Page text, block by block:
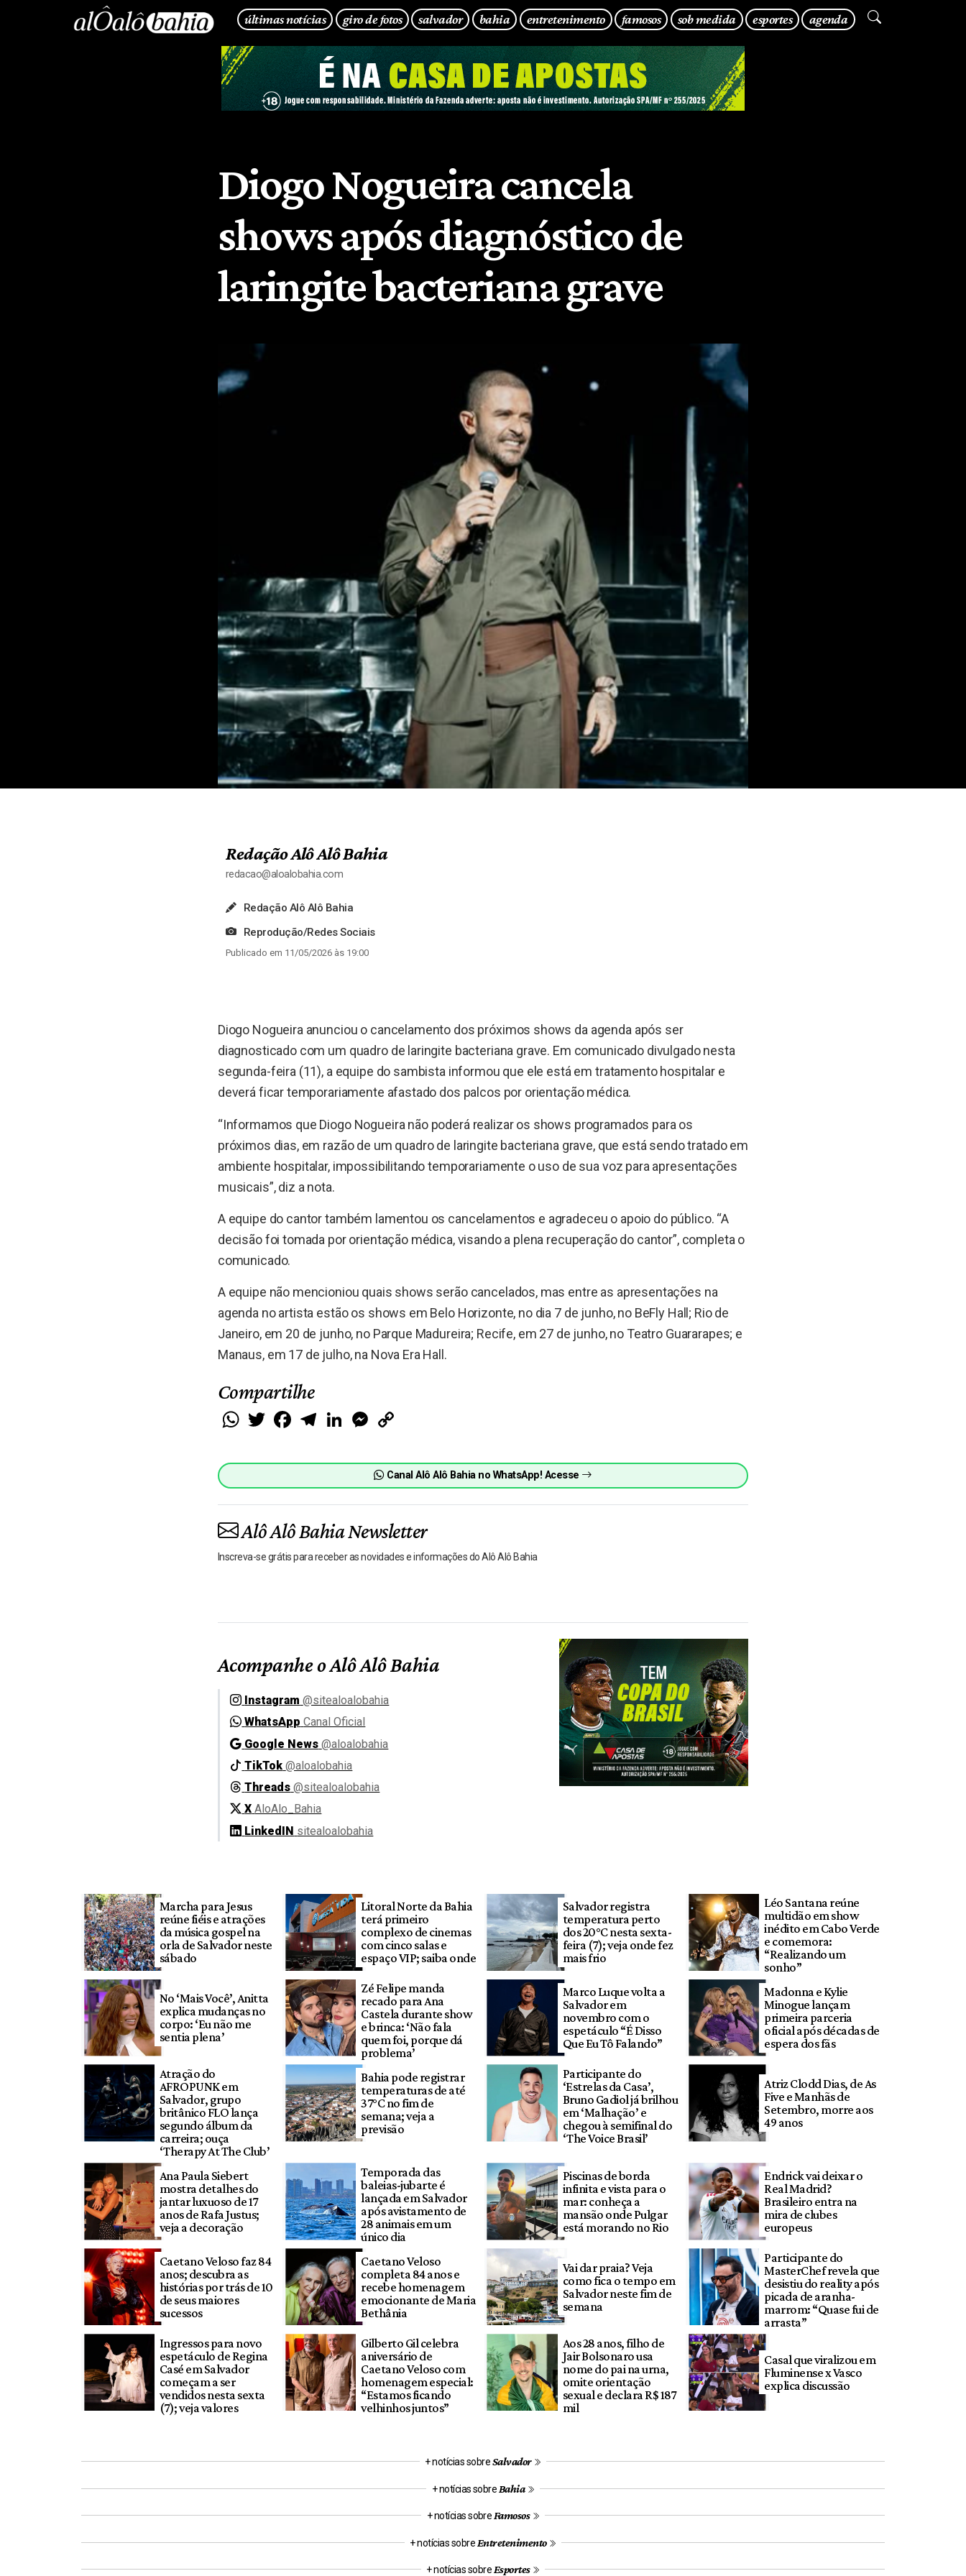
últimas notícias giro de fotos salvador bahia entretenimento famosos sob medida esportes agenda
Diogo Nogueira cancela
shows após diagnóstico de
laringite bacteriana grave
Redação Alô Alô Bahia
redacao@aloalobahia.com
Redação Alô Alô Bahia
Reprodução/Redes Sociais
Publicado em 11/05/2026 às 19:00
Diogo Nogueira anunciou o cancelamento dos próximos shows da agenda após ser
diagnosticado com um quadro de laringite bacteriana grave. Em comunicado divulgado nesta
segunda-feira (11), a equipe do sambista informou que ele está em tratamento hospitalar e
deverá ficar temporariamente afastado dos palcos por orientação médica.
“Informamos que Diogo Nogueira não poderá realizar os shows programados para os
próximos dias, em razão de um quadro de laringite bacteriana grave, que está sendo tratado em
ambiente hospitalar, impossibilitando temporariamente o uso de sua voz para apresentações
musicais”, diz a nota.
A equipe do cantor também lamentou os cancelamentos e agradeceu o apoio do público. “A
decisão foi tomada por orientação médica, visando a plena recuperação do cantor”, completa o
comunicado.
A equipe não mencioniou quais shows serão cancelados, mas entre as apresentações na
agenda no artista estão os shows em Belo Horizonte, no dia 7 de junho, no BeFly Hall; Rio de
Janeiro, em 20 de junho, no Parque Madureira; Recife, em 27 de junho, no Teatro Guararapes; e
Manaus, em 17 de julho, na Nova Era Hall.
Compartilhe
WhatsApp
Twitter FacebookTelegramLinkedIn Messenger
Canal Alô Alô Bahia no WhatsApp! Acesse
Alô Alô Bahia Newsletter
Inscreva-se grátis para receber as novidades e informações do Alô Alô Bahia
Acompanhe o Alô Alô Bahia
Instagram @sitealoalobahia
WhatsApp Canal Oficial
Google News @aloalobahia
TikTok @aloalobahia
Threads @sitealoalobahia
X AloAlo_Bahia
LinkedIN sitealoalobahia
Marcha para Jesus
reúne fiéis e atrações
da música gospel na
orla de Salvador neste
sábado
Litoral Norte da Bahia
terá primeiro
complexo de cinemas
com cinco salas e
espaço VIP; saiba onde
Salvador registra
temperatura perto
dos 20°C nesta sexta-
feira (7); veja onde fez
mais frio
Léo Santana reúne
multidão em show
inédito em Cabo Verde
e comemora:
“Realizando um
sonho”
No ‘Mais Você’, Anitta
explica mudanças no
corpo: ‘Eu não me
sentia plena’
Zé Felipe manda
recado para Ana
Castela durante show
e brinca: ‘Não fala
quem foi, porque dá
problema’
Marco Luque volta a
Salvador em
novembro com o
espetáculo “É Disso
Que Eu Tô Falando”
Madonna e Kylie
Minogue lançam
primeira parceria
oficial após décadas de
espera dos fãs
Atração do
AFROPUNK em
Salvador, grupo
britânico FLO lança
segundo álbum da
carreira; ouça
‘Therapy At The Club’
Bahia pode registrar
temperaturas de até
37°C no fim de
semana; veja a
previsão
Participante do
‘Estrelas da Casa’,
Bruno Gadiol já brilhou
em ‘Malhação’ e
chegou à semifinal do
‘The Voice Brasil’
Atriz Clodd Dias, de As
Five e Manhãs de
Setembro, morre aos
49 anos
Ana Paula Siebert
mostra detalhes do
jantar luxuoso de 17
anos de Rafa Justus;
veja a decoração
Temporada das
baleias-jubarte é
lançada em Salvador
após avistamento de
28 animais em um
único dia
Piscinas de borda
infinita e vista para o
mar: conheça a
mansão onde Pulgar
está morando no Rio
Endrick vai deixar o
Real Madrid?
Brasileiro entra na
mira de clubes
europeus
Caetano Veloso faz 84
anos; descubra as
histórias por trás de 10
de seus maiores
sucessos
Caetano Veloso
completa 84 anos e
recebe homenagem
emocionante de Maria
Bethânia
Vai dar praia? Veja
como fica o tempo em
Salvador neste fim de
semana
Participante do
MasterChef revela que
desistiu do reality após
picada de aranha-
marrom: “Quase fui de
arrasta”
Ingressos para novo
espetáculo de Regina
Casé em Salvador
começam a ser
vendidos nesta sexta
(7); veja valores
Gilberto Gil celebra
aniversário de
Caetano Veloso com
homenagem especial:
“Estamos ficando
velhinhos juntos”
Aos 28 anos, filho de
Jair Bolsonaro usa
nome do pai na urna,
omite orientação
sexual e declara R$ 187
mil
Casal que viralizou em
Fluminense x Vasco
explica discussão
+ notícias sobreSalvador
+ notícias sobre Bahia
+ notícias sobre Famosos
+ notícias sobre Entretenimento
+ notícias sobre Esportes